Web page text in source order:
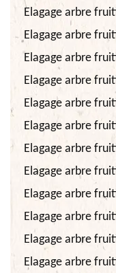
Elagage arbre
Elagage arbre
Elagage arbre
Elagage arbre
Elagage arbre
Elagage arbre
Elagage arbre
Elagage arbre
Elagage arbre
Elagage arbre
Elagage arbre
Elagage arbre